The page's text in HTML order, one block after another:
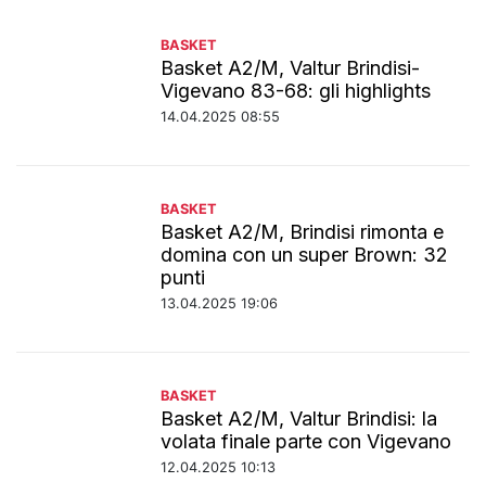
BASKET
Basket A2/M, Valtur Brindisi-
Vigevano 83-68: gli highlights
14.04.2025 08:55
BASKET
Basket A2/M, Brindisi rimonta e
domina con un super Brown: 32
punti
13.04.2025 19:06
BASKET
Basket A2/M, Valtur Brindisi: la
volata finale parte con Vigevano
12.04.2025 10:13